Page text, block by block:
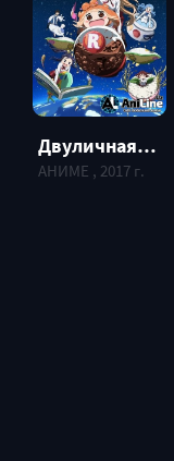
Двуличная сестрёнка Умару ТВ-2 / Himouto! Umaru-chan R
АНИМЕ , 2017 г.